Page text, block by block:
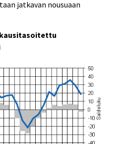
jatkavan nousuaan
kausitasoitettu